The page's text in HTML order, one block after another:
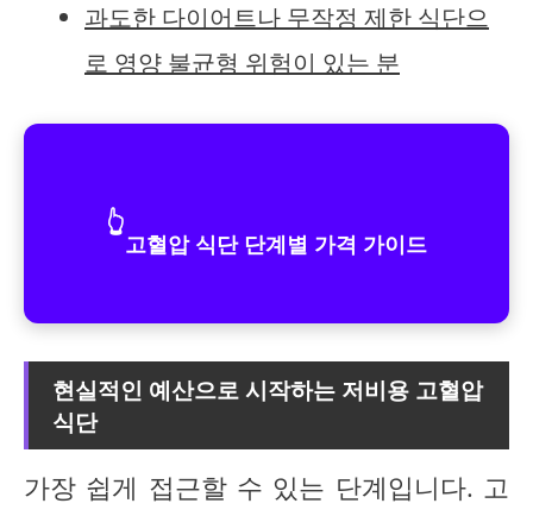
과도한 다이어트나 무작정 제한 식단으
로 영양 불균형 위험이 있는 분
👆
고혈압 식단 단계별 가격 가이드
현실적인 예산으로 시작하는 저비용 고혈압
식단
가장 쉽게 접근할 수 있는 단계입니다. 고